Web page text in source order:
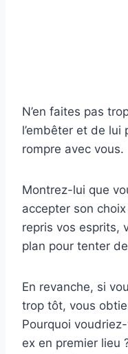
N’en faites pas
l’embêter et de lui
rompre avec vous.
Montrez-lui que
accepter son
repris vos esprits,
plan pour tenter
En revanche, si
trop tôt, vous
Pourquoi
ex en premier lieu